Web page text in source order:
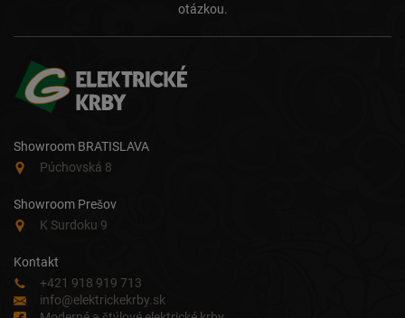
otázkou.
Showroom BRATISLAVA
Púchovská 8
Showroom Prešov
K Surdoku 9
Kontakt
+421 918 919 713
info@elektrickekrby.sk